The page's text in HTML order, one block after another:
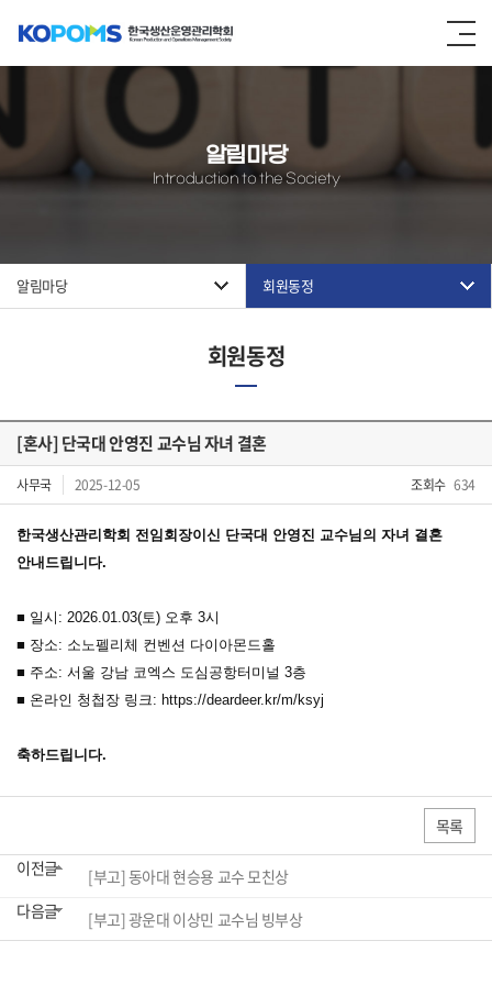
알림마당
Introduction to the Society
알림마당 회원동정
회원동정
[혼사] 단국대 안영진 교수님 자녀 결혼
사무국 2025-12-05 조회수 634
한국생산관리학회 전임회장이신 단국대 안영진 교수님의 자녀 결혼
안내드립니다.
■ 일시: 2026.01.03(토) 오후 3시
■ 장소: 소노펠리체 컨벤션 다이아몬드홀
■ 주소: 서울 강남 코엑스 도심공항터미널 3층
■ 온라인 청첩장 링크: https://deardeer.kr/m/ksyj
축하드립니다.
목록
이전글
[부고] 동아대 현승용 교수 모친상
다음글
[부고] 광운대 이상민 교수님 빙부상